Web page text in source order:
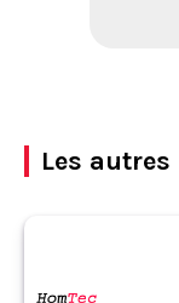
Les autres